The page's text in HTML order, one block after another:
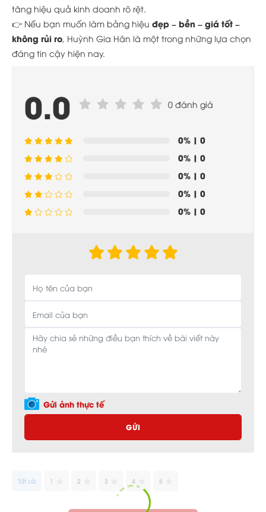
tăng hiệu quả kinh doanh rõ rệt.
👉 Nếu bạn muốn làm bảng hiệu đẹp – bền – giá tốt –
không rủi ro, Huỳnh Gia Hân là một trong những lựa chọn
đáng tin cậy hiện nay.
0.0 0 đánh giá
0% | 0
0% | 0
0% | 0
0% | 0
0% | 0
Gửi ảnh thực tế
GỬI
Tất cả 1 2 3 4 5